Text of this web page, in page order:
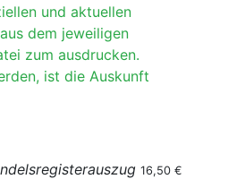
und aktuellen
dem jeweiligen
zum ausdrucken.
ist die Auskunft
16,50 €